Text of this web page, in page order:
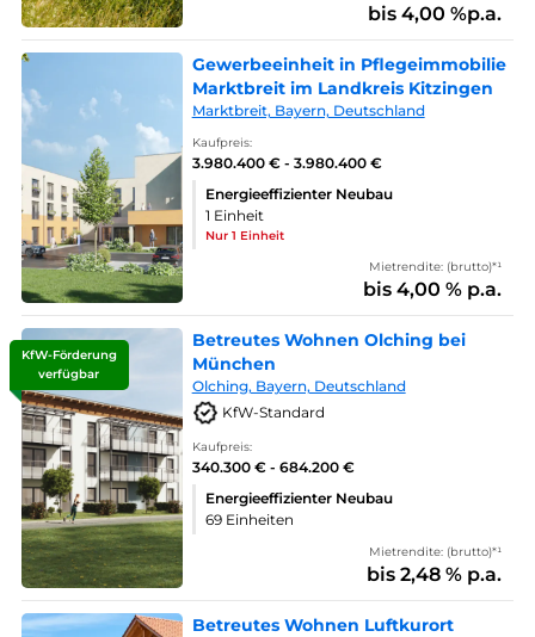
bis 4,00 %p.a.
Gewerbeeinheit in Pflegeimmobilie
Marktbreit im Landkreis Kitzingen
Marktbreit, Bayern, Deutschland
Kaufpreis:
3.980.400 € - 3.980.400 €
Energieeffizienter Neubau
1 Einheit
Nur 1 Einheit
Mietrendite: (brutto)*¹
bis 4,00 % p.a.
KfW-Förderung
verfügbar
Betreutes Wohnen Olching bei
München
Olching, Bayern, Deutschland
KfW-Standard
Kaufpreis:
340.300 € - 684.200 €
Energieeffizienter Neubau
69 Einheiten
Mietrendite: (brutto)*¹
bis 2,48 % p.a.
Betreutes Wohnen Luftkurort